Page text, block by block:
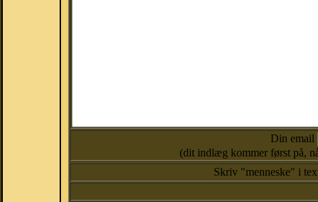
Din email
(dit indlæg kommer først på,
Skriv "menneske" i